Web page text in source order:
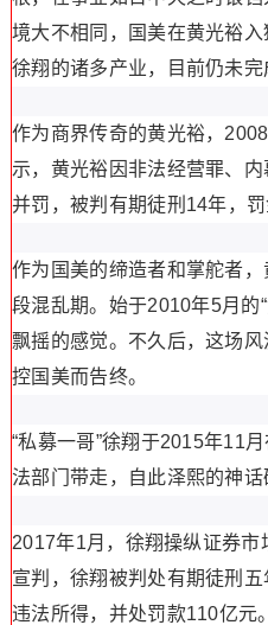
境大不相同，国美在黄光裕
徐翔的诸多产业，目前仍未完
作为商界传奇的黄光裕，
示，黄光裕因非法经营罪、
并罚，被判有期徒刑14年，
作为国美的缔造者和掌舵者
段混乱期。始于2010年5月的
飘摇的感觉。不久后，这场
控国美而告终。
“私募一哥”徐翔于2015年11
法部门带走，自此泽熙的神话
2017年1月，徐翔操纵证券
宣判，徐翔被判处有期徒刑
违法所得，并处罚款110亿元